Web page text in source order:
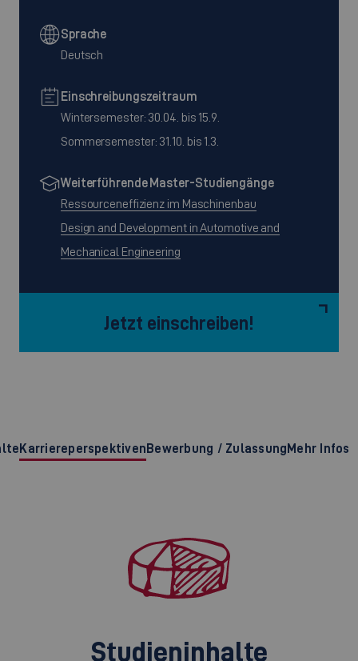
Sprache
Deutsch
Einschreibungszeitraum
Wintersemester: 30.04. bis 15.9.
Sommersemester: 31.10. bis 1.3.
Weiterführende Master-Studiengänge
Ressourceneffizienz im Maschinenbau
Design and Development in Automotive and
Mechanical Engineering
Jetzt einschreiben!
Karriereperspektiven Bewerbung / Zulassung Mehr Infos
Studieninhalte